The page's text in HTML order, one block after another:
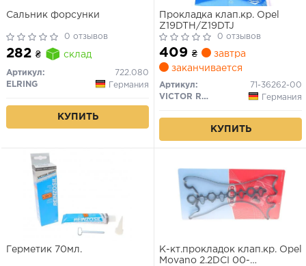
Сальник форсунки
0 отзывов
282 ₴ склад
Артикул:
722.080
ELRING
Германия
КУПИТЬ
Прокладка клап.кр. Opel
Z19DTH/Z19DTJ
0 отзывов
409 ₴
завтра
заканчивается
Артикул:
71-36262-00
VICTOR REINZ
Германия
КУПИТЬ
Герметик 70мл.
К-кт.прокладок клап.кр. Opel
Movano 2.2DCI 00-